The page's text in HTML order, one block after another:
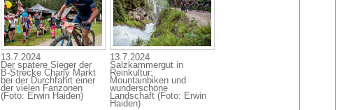
13.7.2024
Der spätere Sieger der
B-Strecke Charly Markt
bei der Durchfahrt einer
der vielen Fanzonen
(Foto: Erwin Haiden)
13.7.2024
Salzkammergut in
Reinkultur:
Mountainbiken und
wunderschöne
Landschaft (Foto: Erwin
Haiden)